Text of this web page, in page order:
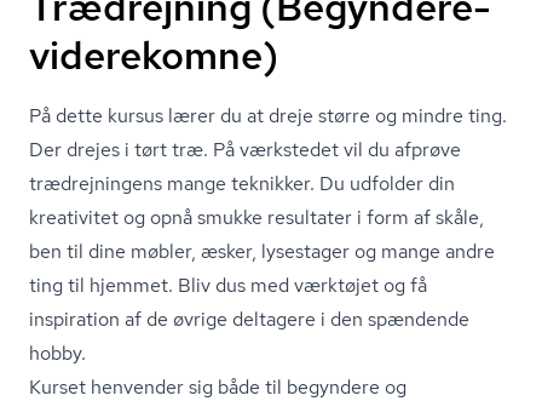
viderekomne)
På dette kursus lærer du at dreje større og mindre ting.
Der drejes i tørt træ. På værkstedet vil du afprøve
trædrejningens mange teknikker. Du udfolder din
kreativitet og opnå smukke resultater i form af skåle,
ben til dine møbler, æsker, lysestager og mange andre
ting til hjemmet. Bliv dus med værktøjet og få
inspiration af de øvrige deltagere i den spændende
hobby.
Kurset henvender sig både til begyndere og